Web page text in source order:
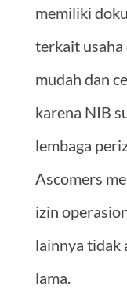
memiliki
terkait usaha
mudah dan
karena NIB
lembaga
Ascomers
izin
lainnya tidak
lama.